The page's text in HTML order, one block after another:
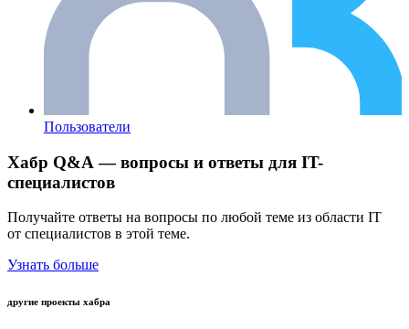
Пользователи
Хабр Q&A — вопросы и ответы для IT-
специалистов
Получайте ответы на вопросы по любой теме из области IT
от специалистов в этой теме.
Узнать больше
другие проекты хабра